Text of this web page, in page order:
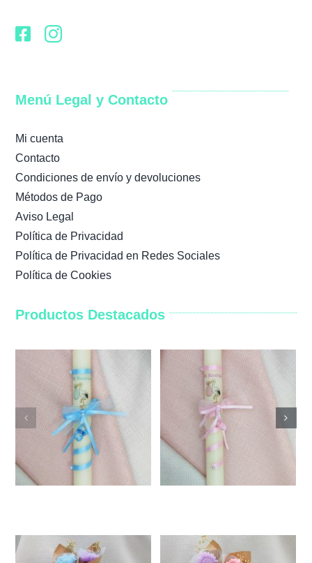
Menú Legal y Contacto
Mi cuenta
Contacto
Condiciones de envío y devoluciones
Métodos de Pago
Aviso Legal
Política de Privacidad
Política de Privacidad en Redes Sociales
Política de Cookies
Productos Destacados